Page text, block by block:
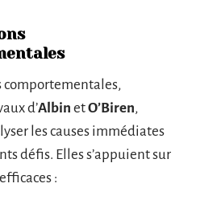
comportementales,
d’Albin etO’Biren,
les causes immédiates
défis. Elles s’appuient sur
: